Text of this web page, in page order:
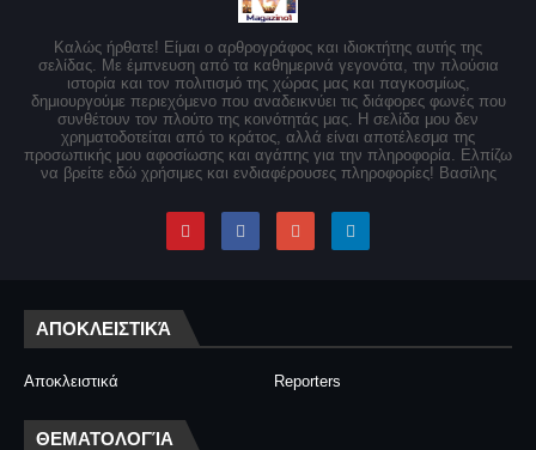
Καλώς ήρθατε! Είμαι ο αρθρογράφος και ιδιοκτήτης αυτής της
σελίδας. Με έμπνευση από τα καθημερινά γεγονότα, την πλούσια
ιστορία και τον πολιτισμό της χώρας μας και παγκοσμίως,
δημιουργούμε περιεχόμενο που αναδεικνύει τις διάφορες φωνές που
συνθέτουν τον πλούτο της κοινότητάς μας. Η σελίδα μου δεν
χρηματοδοτείται από το κράτος, αλλά είναι αποτέλεσμα της
προσωπικής μου αφοσίωσης και αγάπης για την πληροφορία. Ελπίζω
να βρείτε εδώ χρήσιμες και ενδιαφέρουσες πληροφορίες! Βασίλης
ΑΠΟΚΛΕΙΣΤΙΚΆ
Αποκλειστικά Reporters
ΘΕΜΑΤΟΛΟΓΊΑ